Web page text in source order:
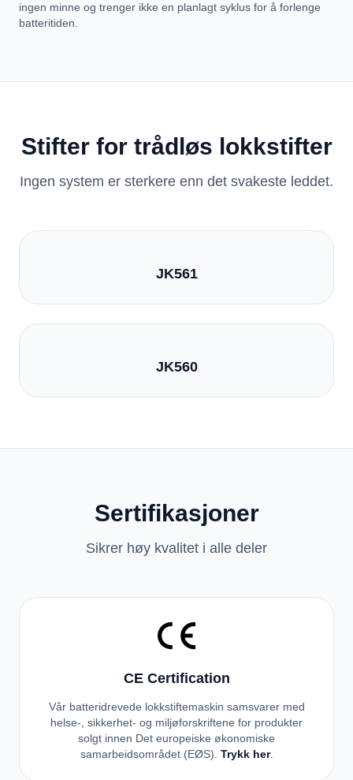
ingen minne og trenger ikke en planlagt syklus for å forlenge
batteritiden.
Stifter for trådløs lokkstifter
Ingen system er sterkere enn det svakeste leddet.
JK561
JK560
Sertifikasjoner
Sikrer høy kvalitet i alle deler
CE Certification
Vår batteridrevede lokkstiftemaskin samsvarer med
helse-, sikkerhet- og miljøforskriftene for produkter
solgt innen Det europeiske økonomiske
samarbeidsområdet (EØS). Trykk her.